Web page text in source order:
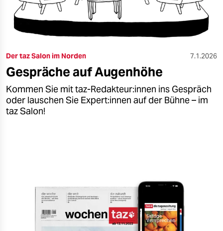
Der taz Salon im Norden 7.1.2026
Gespräche auf Augenhöhe
Kommen Sie mit taz-Redakteur:innen ins Gespräch
oder lauschen Sie Expert:innen auf der Bühne – im
taz Salon!